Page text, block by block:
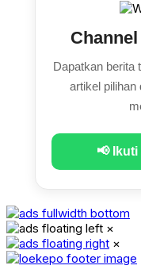
Dapatkan berita
artikel pilihan
📢
×
×